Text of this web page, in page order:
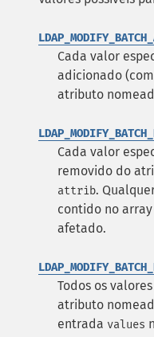
Cada valor
adicionado
atributo
Cada valor
removido do
attrib.
contido no array
afetado.
Todos os
atributo
entrada values